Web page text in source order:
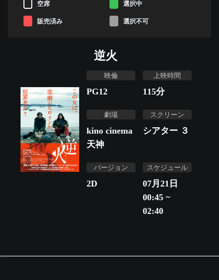
空席 選択中
販売済み 選択不可
逆火
映倫
PG12
上映時間
115分
劇場
kino cinema
天神
スクリーン
シアター ３
バージョン
2D
スケジュール
07月21日
00:45 ~
02:40